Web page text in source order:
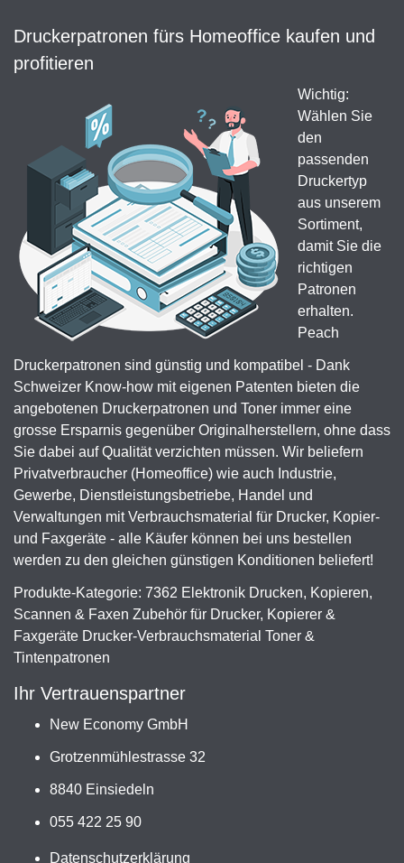
Druckerpatronen fürs Homeoffice kaufen und
profitieren
Wichtig:
Wählen Sie
den
passenden
Druckertyp
aus unserem
Sortiment,
damit Sie die
richtigen
Patronen
erhalten.
Peach
Druckerpatronen sind günstig und kompatibel - Dank
Schweizer Know-how mit eigenen Patenten bieten die
angebotenen Druckerpatronen und Toner immer eine
grosse Ersparnis gegenüber Originalherstellern, ohne dass
Sie dabei auf Qualität verzichten müssen. Wir beliefern
Privatverbraucher (Homeoffice) wie auch Industrie,
Gewerbe, Dienstleistungsbetriebe, Handel und
Verwaltungen mit Verbrauchsmaterial für Drucker, Kopier-
und Faxgeräte - alle Käufer können bei uns bestellen
werden zu den gleichen günstigen Konditionen beliefert!
Produkte-Kategorie: 7362 Elektronik Drucken, Kopieren,
Scannen & Faxen Zubehör für Drucker, Kopierer &
Faxgeräte Drucker-Verbrauchsmaterial Toner &
Tintenpatronen
Ihr Vertrauenspartner
New Economy GmbH
Grotzenmühlestrasse 32
8840 Einsiedeln
055 422 25 90
Datenschutzerklärung